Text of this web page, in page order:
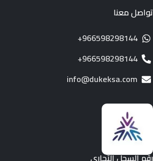
تواصل معنا
966598298144+
966598298144+
info@dukeksa.com